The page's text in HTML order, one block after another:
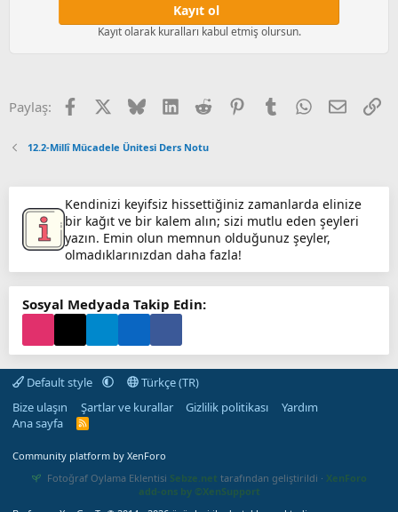
Kayıt ol
Kayıt olarak kuralları kabul etmiş olursun.
Paylaş: FacebookX (Twitter)
BlueskyLinkedInReddit PinterestTumblr WhatsApp
E-posta
12.2-Millî Mücadele Ünitesi Ders Notu
Kendinizi keyifsiz hissettiğiniz zamanlarda elinize
bir kağıt ve bir kalem alın; sizi mutlu eden şeyleri
yazın. Emin olun memnun olduğunuz şeyler,
olmadıklarınızdan daha fazla!
Sosyal Medyada Takip Edin:
Default style
Türkçe (TR)
Bize ulaşın
Şartlar ve kurallar Gizlilik politikası
Yardım
Ana sayfa
R
S
Community platform by XenForo
Fotoğraf Oylama Eklentisi Sebze.net tarafından geliştirildi · XenForo
add-ons by ©XenSupport